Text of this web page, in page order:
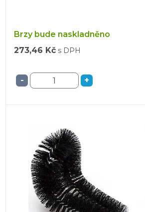
Brzy bude naskladněno
273,46 Kč s DPH
- +